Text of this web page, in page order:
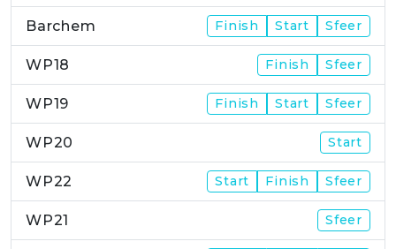
Barchem Finish Start Sfeer
WP18 Finish Sfeer
WP19 Finish Start Sfeer
WP20 Start
WP22 Start Finish Sfeer
WP21 Sfeer